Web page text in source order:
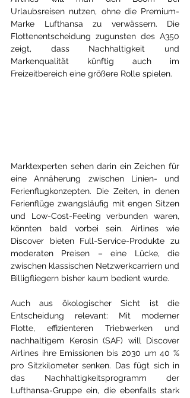
Urlaubsreisen nutzen, ohne die Premium-
Marke Lufthansa zu verwässern. Die
Flottenentscheidung zugunsten des A350
zeigt, dass Nachhaltigkeit und
Markenqualität künftig auch im
Freizeitbereich eine größere Rolle spielen.
Marktexperten sehen darin ein Zeichen für
eine Annäherung zwischen Linien- und
Ferienflugkonzepten. Die Zeiten, in denen
Ferienflüge zwangsläufig mit engen Sitzen
und Low-Cost-Feeling verbunden waren,
könnten bald vorbei sein. Airlines wie
Discover bieten Full-Service-Produkte zu
moderaten Preisen – eine Lücke, die
zwischen klassischen Netzwerkcarriern und
Billigfliegern bisher kaum bedient wurde.
Auch aus ökologischer Sicht ist die
Entscheidung relevant: Mit moderner
Flotte, effizienteren Triebwerken und
nachhaltigem Kerosin (SAF) will Discover
Airlines ihre Emissionen bis 2030 um 40 %
pro Sitzkilometer senken. Das fügt sich in
das Nachhaltigkeitsprogramm der
Lufthansa-Gruppe ein, die ebenfalls stark